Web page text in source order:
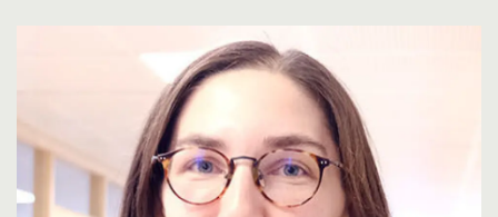
Flytende ammoniakk inneholder også
rundt 50 prosent mer energi per liter enn
flytende hydrogen. Dette gjør ammoniakk